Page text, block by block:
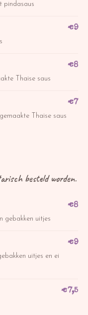
pindasaus
€9
Thaise saus
€8
Thaise saus
€7
besteld worden.
gebakken uitjes
€8
uitjes en ei
€9
€7,5